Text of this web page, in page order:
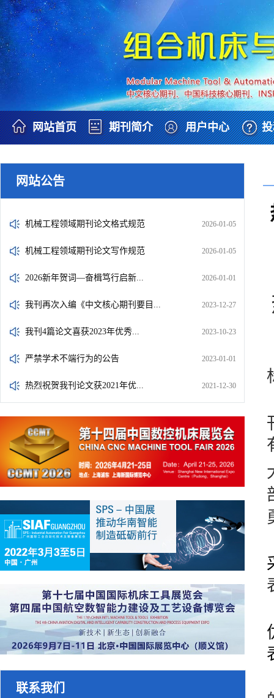
网站首页 期刊简介 用户中心
网站公告
机械工程领域期刊论文格式规范 2026-01-05
机械工程领域期刊论文写作规范 2026-01-05
2026新年贺词—奋楫笃行启新... 2026-01-01
我刊再次入编《中文核心期刊要目... 2023-12-27
我刊4篇论文喜获2023年优秀... 2023-10-23
严禁学术不端行为的公告 2023-01-01
热烈祝贺我刊论文获2021年优... 2021-12-30
联系我们